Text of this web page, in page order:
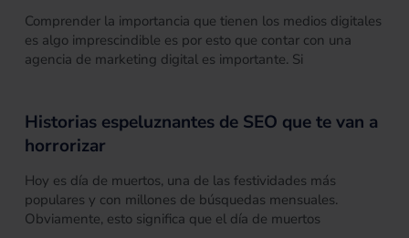
Comprender la importancia que tienen los medios digitales
es algo imprescindible es por esto que contar con una
agencia de marketing digital es importante. Si
Historias espeluznantes de SEO que te van a
horrorizar
Hoy es día de muertos, una de las festividades más
populares y con millones de búsquedas mensuales.
Obviamente, esto significa que el día de muertos